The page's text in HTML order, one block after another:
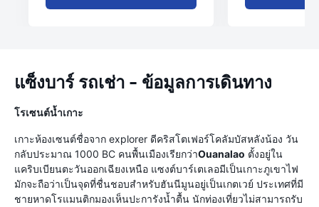
แซ็งบาร์ รถเช่า - ข้อมูลการเดินทาง
โรเซนต์น้ำเกาะ
เกาะห้องเซนต์ชื่อจาก explorer ดีคริสโตเฟอร์โคลัมบัสหลังน้อง วัน
กลับประมาณ 1000 BC คนพื้นเมืองเรียกว่าOuanalao ตั้งอยู่ใน
แคริบเบียนตะวันออกเฉียงเหนือ แซงต์บาร์เตเลอมีเป็นเกาะภูเขาไฟ
มักจะถือว่าเป็นจุดที่ชื่นชอบสำหรับฮันนีมูนอยู่เป็นเกตเวย์ ประเทศที่มี
ชายหาดโรแมนติกมองเห็นปะการังน้ำตื้น นักท่องเที่ยวไม่สามารถรับ